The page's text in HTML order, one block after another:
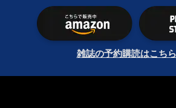
雑誌の予約購読はこち